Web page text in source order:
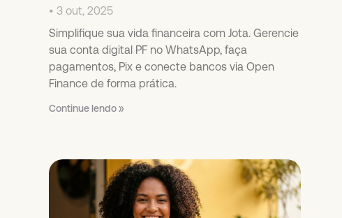
3 out, 2025
Simplifique sua vida financeira com Jota. Gerencie
sua conta digital PF no WhatsApp, faça
pagamentos, Pix e conecte bancos via Open
Finance de forma prática.
Continue lendo »